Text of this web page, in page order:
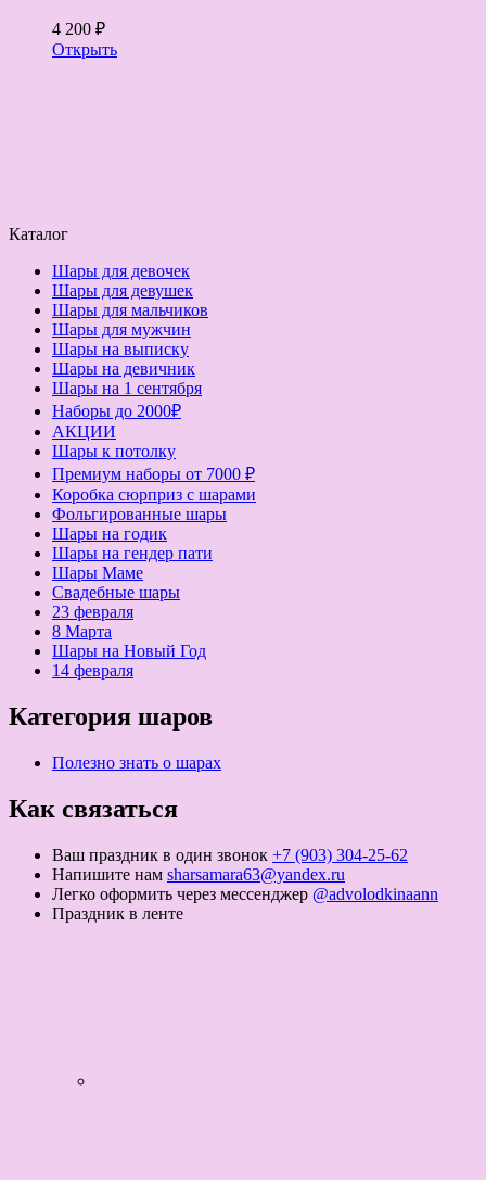
4 200 ₽
Открыть
Каталог
Шары для девочек
Шары для девушек
Шары для мальчиков
Шары для мужчин
Шары на выписку
Шары на девичник
Шары на 1 сентября
Наборы до 2000₽
АКЦИИ
Шары к потолку
Премиум наборы от 7000 ₽
Коробка сюрприз с шарами
Фольгированные шары
Шары на годик
Шары на гендер пати
Шары Маме
Свадебные шары
23 февраля
8 Марта
Шары на Новый Год
14 февраля
Категория шаров
Полезно знать о шарах
Как связаться
Ваш праздник в один звонок +7 (903) 304-25-62
Напишите нам sharsamara63@yandex.ru
Легко оформить через мессенджер @advolodkinaann
Праздник в ленте